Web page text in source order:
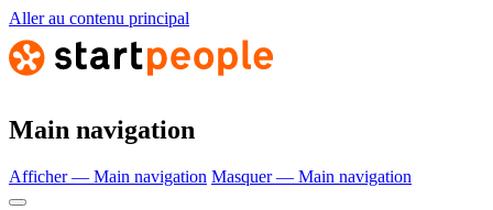
Aller au contenu principal
Main navigation
Afficher — Main navigation Masquer — Main navigation